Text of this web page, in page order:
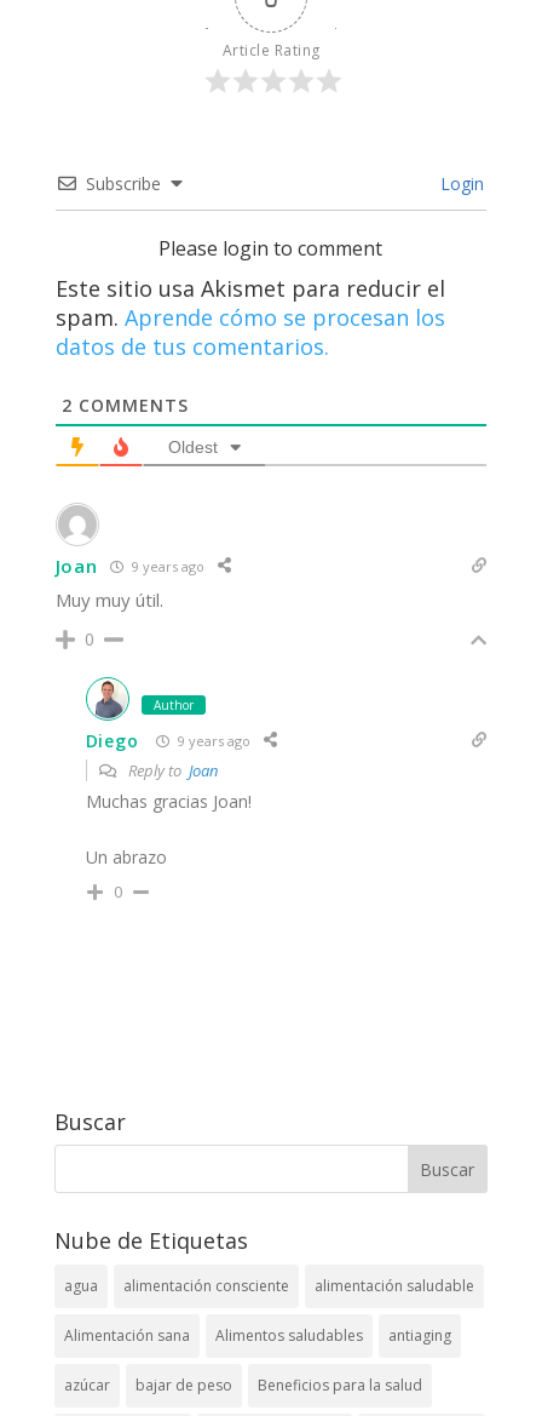
Article Rating
Subscribe Login
Please login to comment
Este sitio usa Akismet para reducir el
spam. Aprende cómo se procesan los
datos de tus comentarios.
2 COMMENTS
Oldest
Joan 9 years ago
Muy muy útil.
0
Author
Diego 9 years ago
Reply to Joan
Muchas gracias Joan!
Un abrazo
0
Buscar
Nube de Etiquetas
agua alimentación consciente alimentación saludable
Alimentación sana Alimentos saludables antiaging
azúcar bajar de peso Beneficios para la salud